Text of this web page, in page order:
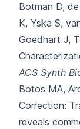
Botman D,
K, Yska S,
Goedhart J,
ACS Synth
Botos MA,
Correction:
reveals